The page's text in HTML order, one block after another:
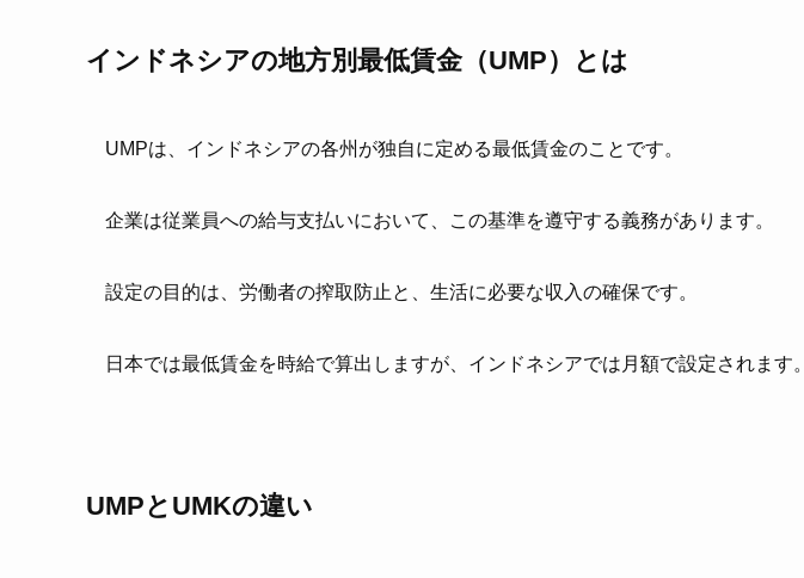
インドネシアの地方別最低賃金（UMP）とは
UMPは、インドネシアの各州が独自に定める最低賃金のことです。
企業は従業員への給与支払いにおいて、この基準を遵守する義務があります。
設定の目的は、労働者の搾取防止と、生活に必要な収入の確保です。
日本では最低賃金を時給で算出しますが、インドネシアでは月額で設定されます。
UMPとUMKの違い